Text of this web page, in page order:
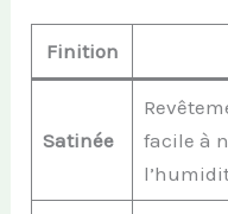
Finition
Satinée
facile à